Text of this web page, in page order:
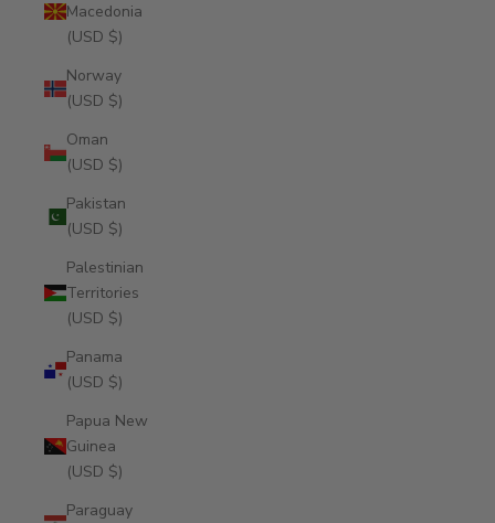
Macedonia
(USD $)
Norway
(USD $)
Oman
(USD $)
Pakistan
(USD $)
Palestinian
Territories
(USD $)
Panama
(USD $)
Papua New
Guinea
(USD $)
Paraguay